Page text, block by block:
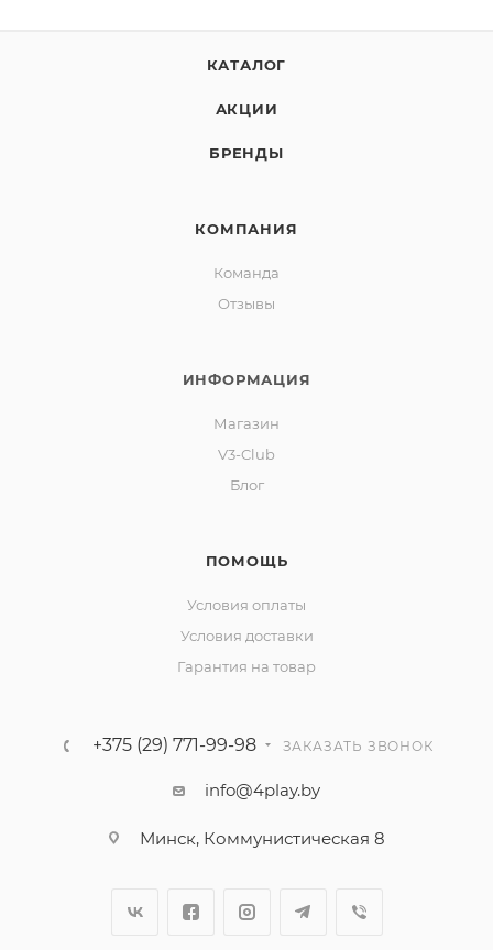
КАТАЛОГ
АКЦИИ
БРЕНДЫ
КОМПАНИЯ
Команда
Отзывы
ИНФОРМАЦИЯ
Магазин
V3-Club
Блог
ПОМОЩЬ
Условия оплаты
Условия доставки
Гарантия на товар
+375 (29) 771-99-98 ЗАКАЗАТЬ ЗВОНОК
info@4play.by
Минск, Коммунистическая 8